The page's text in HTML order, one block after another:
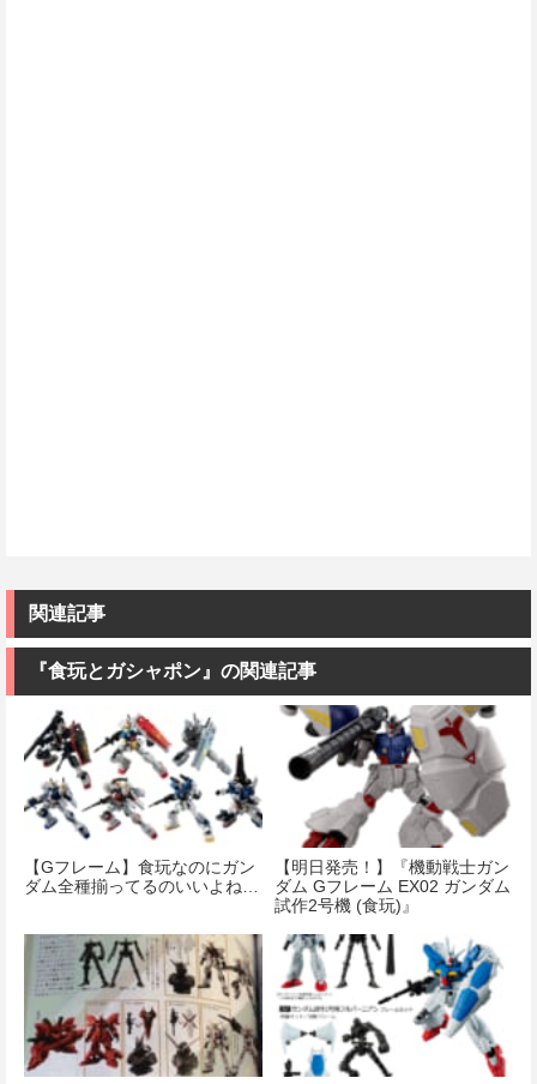
関連記事
『食玩とガシャポン』の関連記事
【Gフレーム】食玩なのにガン
ダム全種揃ってるのいいよね…
【明日発売！】『機動戦士ガン
ダム Gフレーム EX02 ガンダム
試作2号機 (食玩)』